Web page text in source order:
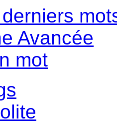
Avancée
mot